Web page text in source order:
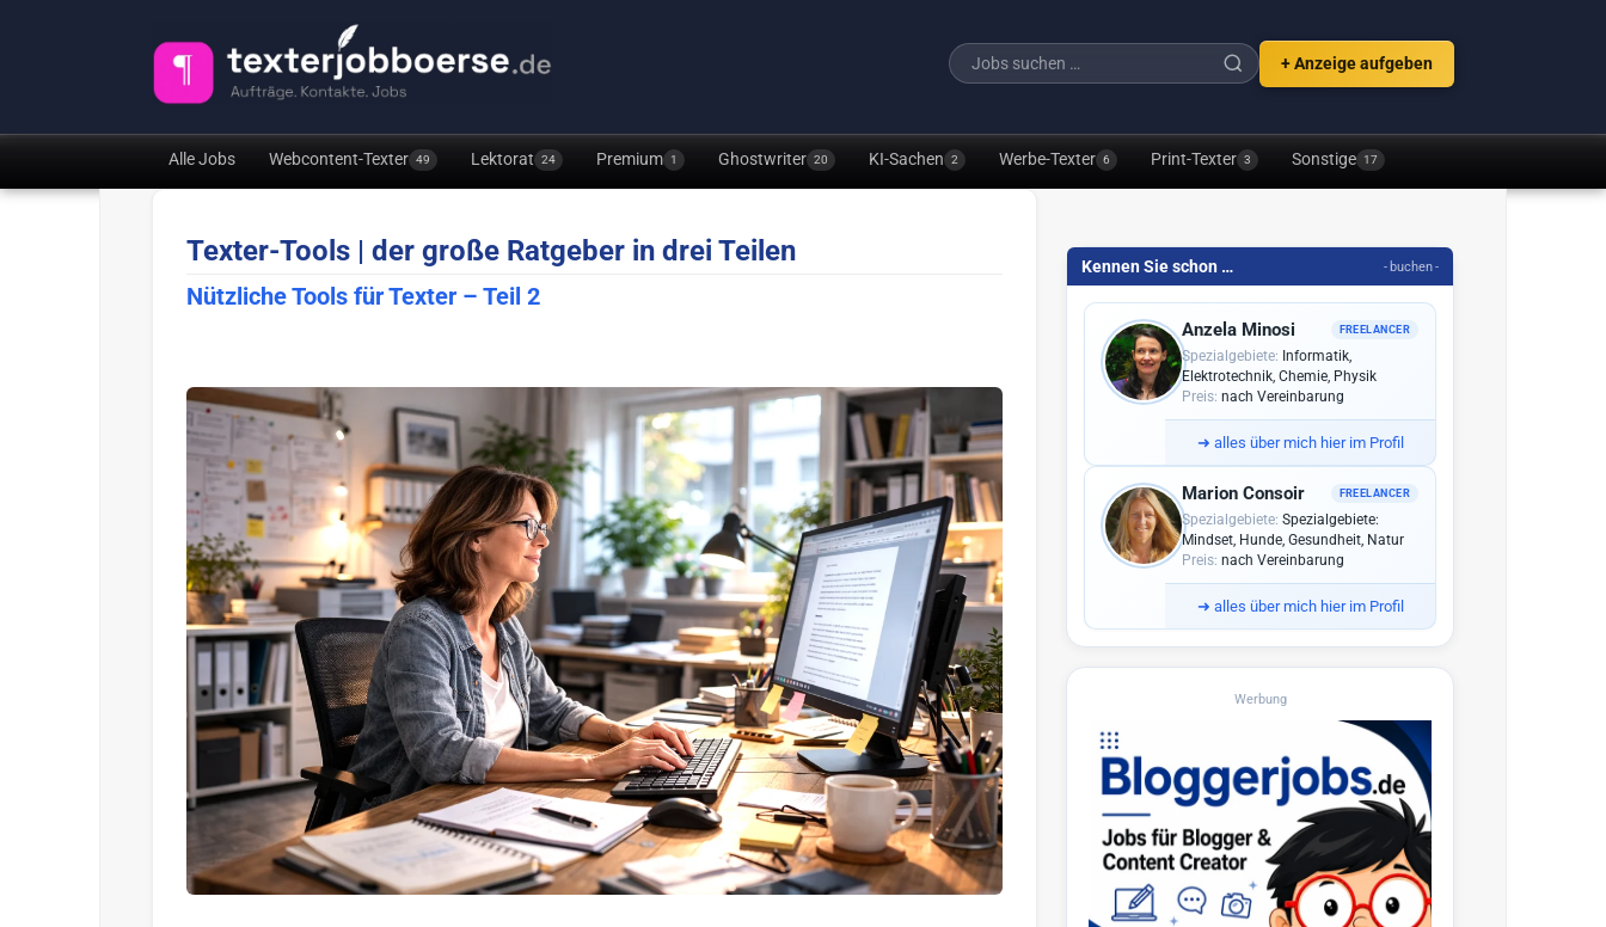
+ Anzeige aufgeben
Alle Jobs Webcontent-Texter 49 Lektorat 24 Premium 1 Ghostwriter 20 KI-Sachen 2 Werbe-Texter 6 Print-Texter 3 Sonstige 17
Texter-Tools | der große Ratgeber in drei Teilen
Nützliche Tools für Texter – Teil 2
Kennen Sie schon … - buchen -
FREELANCER
Anzela Minosi
Spezialgebiete: Informatik,
Elektrotechnik, Chemie, Physik
Preis: nach Vereinbarung
➜ alles über mich hier im Profil
FREELANCER
Marion Consoir
Spezialgebiete: Spezialgebiete:
Mindset, Hunde, Gesundheit, Natur
Preis: nach Vereinbarung
➜ alles über mich hier im Profil
Werbung